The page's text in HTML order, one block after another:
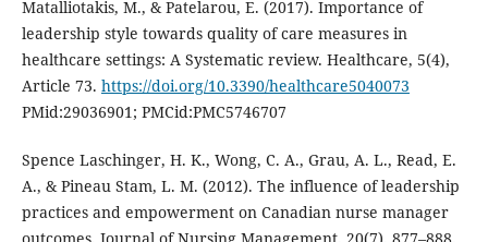
Matalliotakis, M., & Patelarou, E. (2017). Importance of
leadership style towards quality of care measures in
healthcare settings: A Systematic review. Healthcare, 5(4),
Article 73. https://doi.org/10.3390/healthcare5040073
PMid:29036901; PMCid:PMC5746707
Spence Laschinger, H. K., Wong, C. A., Grau, A. L., Read, E.
A., & Pineau Stam, L. M. (2012). The influence of leadership
practices and empowerment on Canadian nurse manager